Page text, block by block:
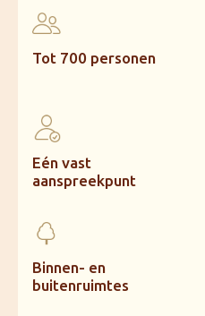
Tot 700 personen
Eén vast
aanspreekpunt
Binnen- en
buitenruimtes